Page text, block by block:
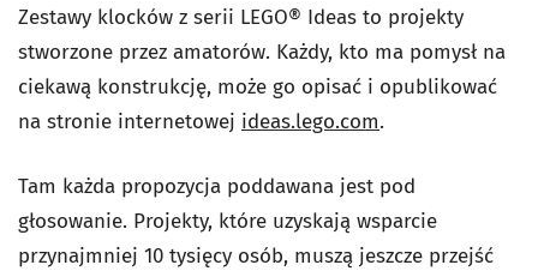
Zestawy klocków z serii LEGO® Ideas to projekty
stworzone przez amatorów. Każdy, kto ma pomysł na
ciekawą konstrukcję, może go opisać i opublikować
na stronie internetowej ideas.lego.com.
Tam każda propozycja poddawana jest pod
głosowanie. Projekty, które uzyskają wsparcie
przynajmniej 10 tysięcy osób, muszą jeszcze przejść